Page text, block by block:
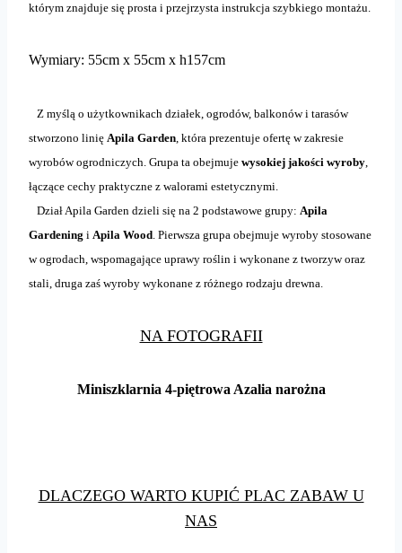
którym znajduje się prosta i przejrzysta instrukcja szybkiego montażu.
Wymiary: 55cm x 55cm x h157cm
Z myślą o użytkownikach działek, ogrodów, balkonów i tarasów
stworzono linię Apila Garden, która prezentuje ofertę w zakresie
wyrobów ogrodniczych. Grupa ta obejmuje wysokiej jakości wyroby,
łączące cechy praktyczne z walorami estetycznymi.
Dział Apila Garden dzieli się na 2 podstawowe grupy: Apila
Gardening i Apila Wood. Pierwsza grupa obejmuje wyroby stosowane
w ogrodach, wspomagające uprawy roślin i wykonane z tworzyw oraz
stali, druga zaś wyroby wykonane z różnego rodzaju drewna.
NA FOTOGRAFII
Miniszklarnia 4-piętrowa Azalia narożna
DLACZEGO WARTO KUPIĆ PLAC ZABAW U
NAS